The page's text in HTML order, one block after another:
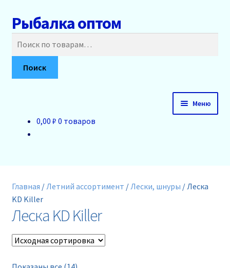
Перейти
к
навигации
Перейти
к
содержимому
Рыбалка оптом
Поиск
Меню
Доставка и оплата
Акции
Новинки
Прайс
0,00 ₽ 0 товаров
Главная /Летний ассортимент /Лески, шнуры /Леска
KD Killer
Леска KD Killer